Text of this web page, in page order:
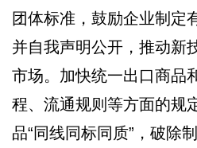
团体标准，鼓励企业制定
并自我声明公开，推动新
市场。加快统一出口商品
程、流通规则等方面的规
品“同线同标同质”，破除